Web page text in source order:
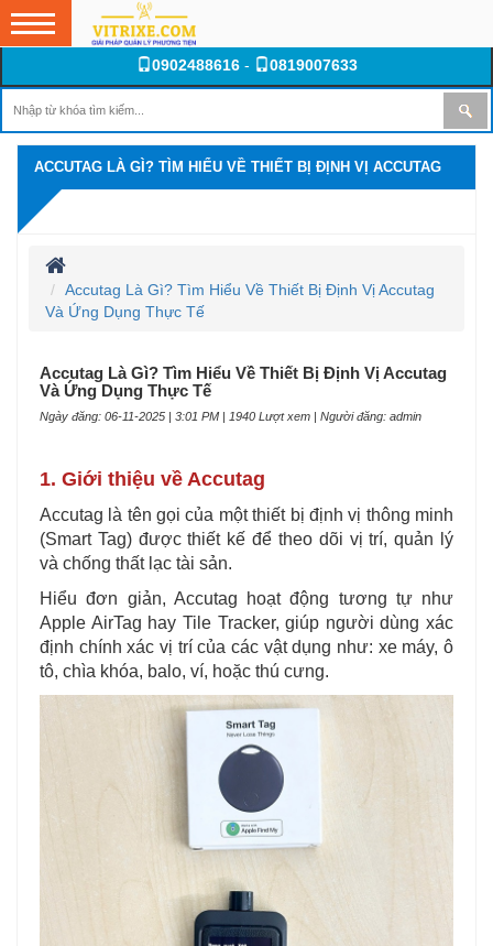
0902488616- 0819007633
ACCUTAG LÀ GÌ? TÌM HIỂU VỀ THIẾT BỊ ĐỊNH VỊ ACCUTAG
VÀ ỨNG DỤNG THỰC TẾ
Accutag Là Gì? Tìm Hiểu Về Thiết Bị Định Vị Accutag
Và Ứng Dụng Thực Tế
Accutag Là Gì? Tìm Hiểu Về Thiết Bị Định Vị Accutag
Và Ứng Dụng Thực Tế
Ngày đăng: 06-11-2025 | 3:01 PM | 1940 Lượt xem | Người đăng: admin
1. Giới thiệu về Accutag
Accutag là tên gọi của một thiết bị định vị thông minh
(Smart Tag) được thiết kế để theo dõi vị trí, quản lý
và chống thất lạc tài sản.
Hiểu đơn giản, Accutag hoạt động tương tự như
Apple AirTag hay Tile Tracker, giúp người dùng xác
định chính xác vị trí của các vật dụng như: xe máy, ô
tô, chìa khóa, balo, ví, hoặc thú cưng.